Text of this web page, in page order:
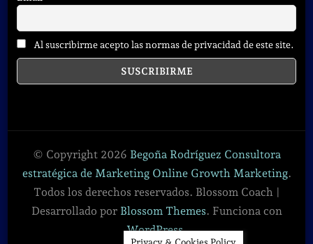
Al suscribirme acepto las normas de privacidad de este site.
© Copyright 2026 Begoña Rodríguez Consultora
estratégica de Marketing Online Growth Marketing.
Todos los derechos reservados. Blossom Coach |
Desarrollado por Blossom Themes. Funciona con
WordPress.